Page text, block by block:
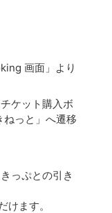
画面」より
ケット購入ボ
ねっと」へ遷移
っぷとの引き
ます。